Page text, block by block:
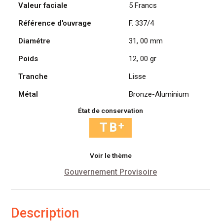
Bronze-
Aluminium
Valeur faciale
5 Francs
Référence d'ouvrage
F. 337/4
Diamétre
31, 00 mm
Poids
12, 00 gr
Tranche
Lisse
Métal
Bronze-Aluminium
État de conservation
Voir le thème
Gouvernement Provisoire
Description